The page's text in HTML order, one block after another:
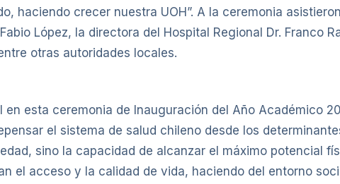
haciendo crecer nuestra UOH”. A la ceremonia
López, la directora del Hospital Regional Dr. Franco
otras autoridades locales.
esta ceremonia de Inauguración del Año Académico
el sistema de salud chileno desde los
sino la capacidad de alcanzar el máximo potencial
el acceso y la calidad de vida, haciendo del entorno